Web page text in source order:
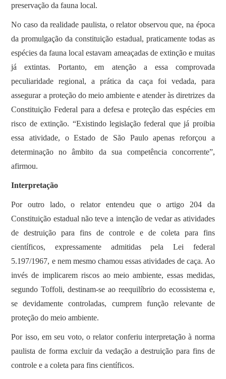
preservação da fauna local.
No caso da realidade paulista, o relator observou que, na época
da promulgação da constituição estadual, praticamente todas as
espécies da fauna local estavam ameaçadas de extinção e muitas
já extintas. Portanto, em atenção a essa comprovada
peculiaridade regional, a prática da caça foi vedada, para
assegurar a proteção do meio ambiente e atender às diretrizes da
Constituição Federal para a defesa e proteção das espécies em
risco de extinção. “Existindo legislação federal que já proibia
essa atividade, o Estado de São Paulo apenas reforçou a
determinação no âmbito da sua competência concorrente”,
afirmou.
Interpretação
Por outro lado, o relator entendeu que o artigo 204 da
Constituição estadual não teve a intenção de vedar as atividades
de destruição para fins de controle e de coleta para fins
científicos, expressamente admitidas pela Lei federal
5.197/1967, e nem mesmo chamou essas atividades de caça. Ao
invés de implicarem riscos ao meio ambiente, essas medidas,
segundo Toffoli, destinam-se ao reequilíbrio do ecossistema e,
se devidamente controladas, cumprem função relevante de
proteção do meio ambiente.
Por isso, em seu voto, o relator conferiu interpretação à norma
paulista de forma excluir da vedação a destruição para fins de
controle e a coleta para fins científicos.